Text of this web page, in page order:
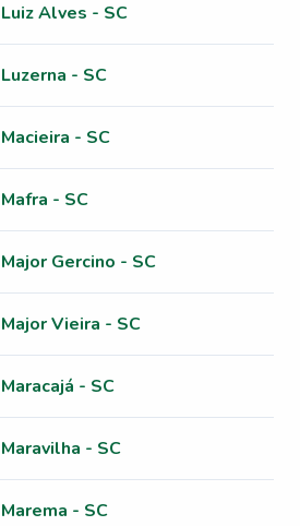
Alves - SC
- SC
- SC
- SC
Gercino - SC
Vieira - SC
- SC
- SC
- SC